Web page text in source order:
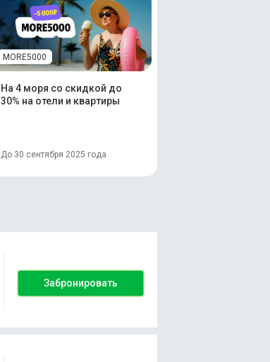
MORE5000
На 4 моря со скидкой до
30% на отели и квартиры
До 30 сентября 2025 года
Забронировать